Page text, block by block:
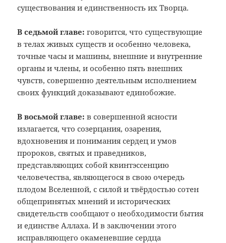
существования и единственность их Творца.
В седьмой главе: говорится, что существующие
в телах живых существ и особенно человека,
точные часы и машины, внешние и внутренние
органы и члены, и особенно пять внешних
чувств, совершенно деятельным исполнением
своих функций доказывают единобожие.
В восьмой главе:в совершенной ясности
излагается, что созерцания, озарения,
вдохновения и понимания сердец и умов
пророков, святых и праведников,
представляющих собой квинтэссенцию
человечества, являющегося в свою очередь
плодом Вселенной, с силой и твёрдостью сотен
общепринятых мнений и исторических
свидетельств сообщают о необходимости бытия
и единстве Аллаха. И в заключении этого
исправляющего окаменевшие сердца